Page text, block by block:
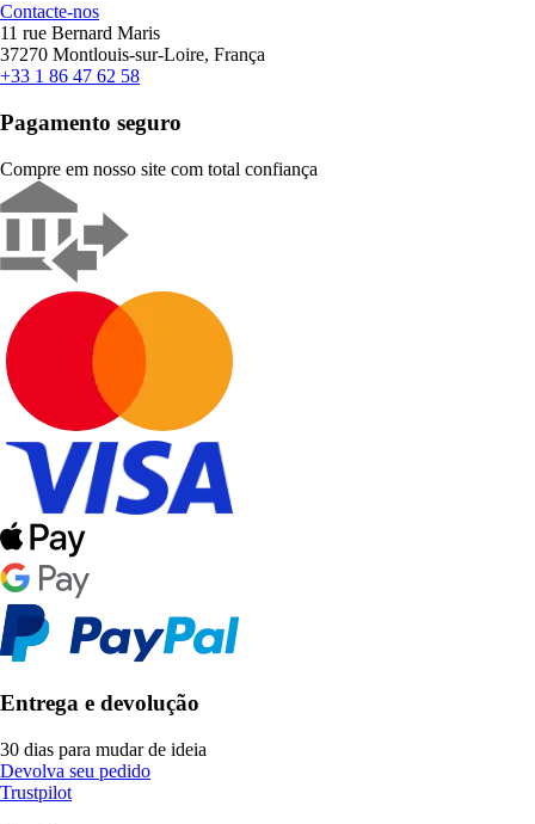
Contacte-nos
11 rue Bernard Maris
37270 Montlouis-sur-Loire, França
+33 1 86 47 62 58
Pagamento seguro
Compre em nosso site com total confiança
Entrega e devolução
30 dias para mudar de ideia
Devolva seu pedido
Trustpilot